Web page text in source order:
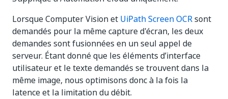
Lorsque Computer Vision et UiPath Screen OCRsont
demandés pour la même capture d'écran, les deux
demandes sont fusionnées en un seul appel de
serveur. Étant donné que les éléments d’interface
utilisateur et le texte demandés se trouvent dans la
même image, nous optimisons donc à la fois la
latence et la limitation du débit.